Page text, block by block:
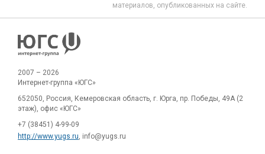
материалов, опубликованных на сайте.
2007 – 2026
Интернет-группа «ЮГС»
652050, Россия, Кемеровская область, г. Юрга, пр. Победы, 49А (2
этаж), офис «ЮГС»
+7 (38451) 4-99-09
http://www.yugs.ru , info@yugs.ru